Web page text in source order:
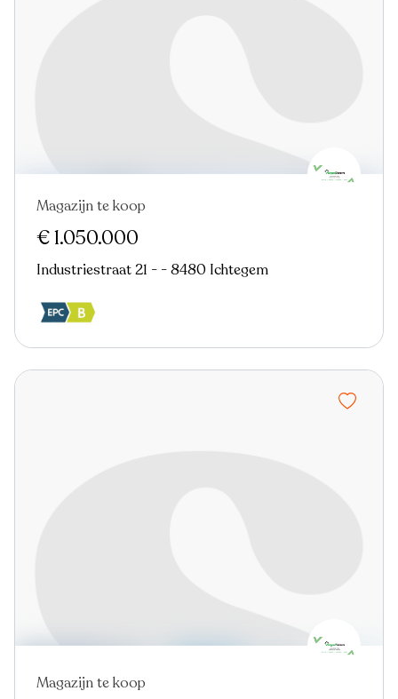
Magazijn te koop
€ 1.050.000
Industriestraat 21 - - 8480 Ichtegem
Magazijn te koop